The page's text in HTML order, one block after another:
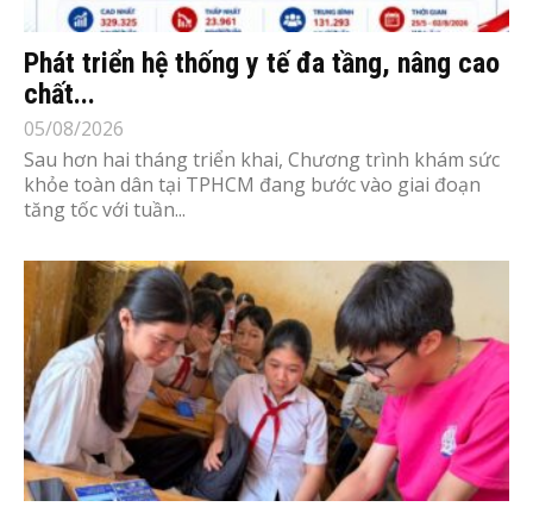
Phát triển hệ thống y tế đa tầng, nâng cao
chất...
05/08/2026
Sau hơn hai tháng triển khai, Chương trình khám sức
khỏe toàn dân tại TPHCM đang bước vào giai đoạn
tăng tốc với tuần...